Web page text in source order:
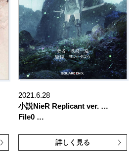
2021.6.28
小説NieR Replicant ver. …
File0 …
詳しく見る